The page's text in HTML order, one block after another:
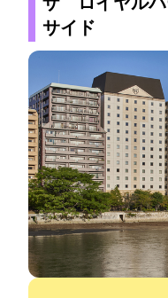
ザ ロイヤル
サイド